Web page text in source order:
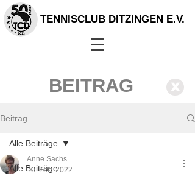
TENNISCLUB DITZINGEN E.V.
BEITRAG X
Beitrag
Alle Beiträge
Alle Beiträge
Anne Sachs
10. Feb. 2022